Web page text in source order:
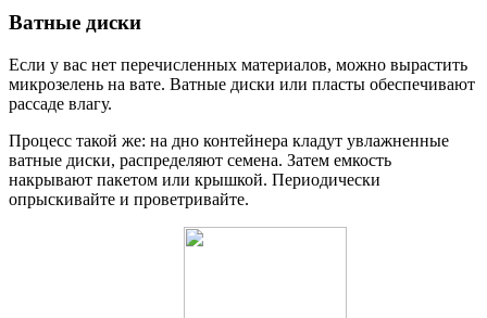
Ватные диски
Если у вас нет перечисленных материалов, можно вырастить
микрозелень на вате. Ватные диски или пласты обеспечивают
рассаде влагу.
Процесс такой же: на дно контейнера кладут увлажненные
ватные диски, распределяют семена. Затем емкость
накрывают пакетом или крышкой. Периодически
опрыскивайте и проветривайте.